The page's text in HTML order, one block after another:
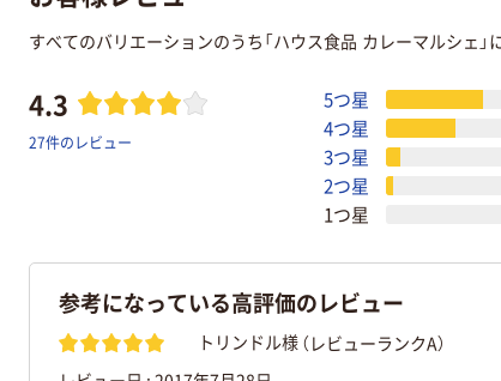
すべてのバリエーションのうち「ハウス食品 カレーマルシェ」
4.3
27件のレビュー
5つ星
4つ星
3つ星
2つ星
1つ星
参考になっている高評価のレビュー
トリンドル様 （レビューランクA）